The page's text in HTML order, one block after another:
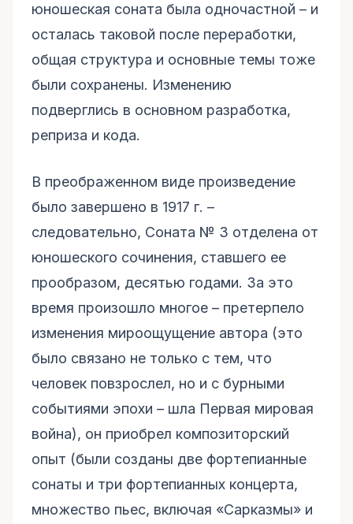
юношеская соната была одночастной – и
осталась таковой после переработки,
общая структура и основные темы тоже
были сохранены. Изменению
подверглись в основном разработка,
реприза и кода.
В преображенном виде произведение
было завершено в 1917 г. –
следовательно, Соната № 3 отделена от
юношеского сочинения, ставшего ее
прообразом, десятью годами. За это
время произошло многое – претерпело
изменения мироощущение автора (это
было связано не только с тем, что
человек повзрослел, но и с бурными
событиями эпохи – шла Первая мировая
война), он приобрел композиторский
опыт (были созданы две фортепианные
сонаты и три фортепианных концерта,
множество пьес, включая «Сарказмы» и